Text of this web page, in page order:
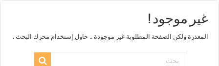
غير موجود !
المعذرة ولكن الصفحة المطلوبة غير موجودة .. حاول إستخدام محرك البحث .